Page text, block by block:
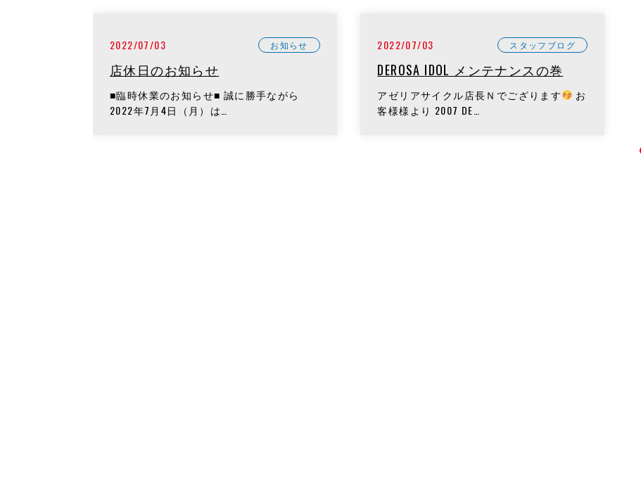
2022/07/03 お知らせ
店休日のお知らせ
■臨時休業のお知らせ■ 誠に勝手ながら
2022年7月4日（月）は…
2022/07/03 スタッフブログ
DEROSA IDOL メンテナンスの巻
アゼリアサイクル店長Ｎでござります
お
客様様より 2007 DE…